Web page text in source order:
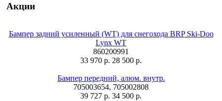
Акции
Бампер задний усиленный (WT) для снегохода BRP Ski-Doo
Lynx WT
860200991
33 970 р. 28 500 р.
Бампер передний, алюм. внутр.
705003654, 705002808
39 727 р. 34 500 р.